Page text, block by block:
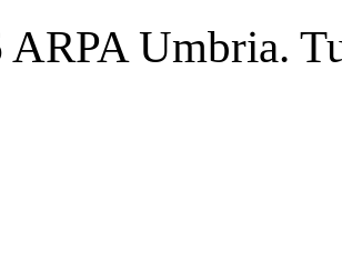
ARPA Umbria.